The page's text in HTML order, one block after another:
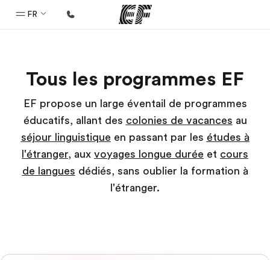
FR
Bienvenue chez EF
Programmes
Nos offres
Bureaux
Tous les programmes EF
EF propose un large éventail de programmes
éducatifs, allant des colonies de vacances au
séjour linguistique en passant par les études à
l'étranger, aux voyages longue durée et cours
de langues dédiés, sans oublier la formation à
l'étranger.